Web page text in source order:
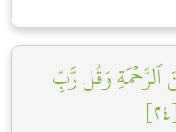
وَقُل رَّبِّ